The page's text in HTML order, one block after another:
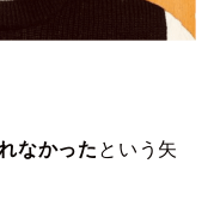
なかった という矢